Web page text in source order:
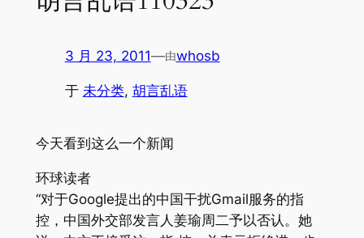
3 月 23, 2011—由whosb
于 未分类, 胡言乱语
今天看到这么一个新闻
环球读者
“对于Google提出的中国干扰Gmail服务的指
控，中国外交部发言人姜瑜周二予以否认。她